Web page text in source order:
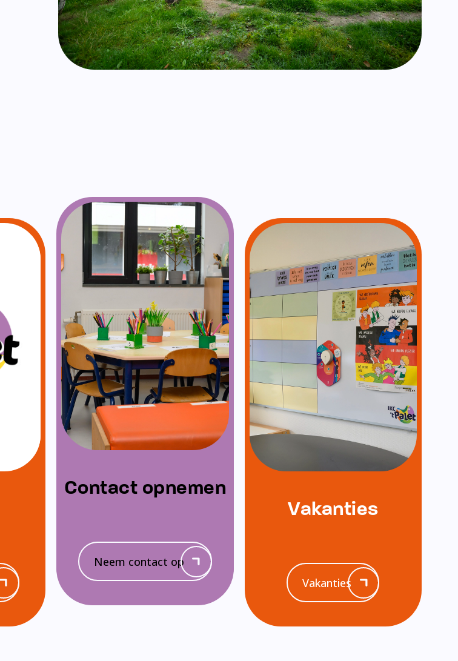
Contact opnemen
Neem contact op
Vakanties
Vakanties